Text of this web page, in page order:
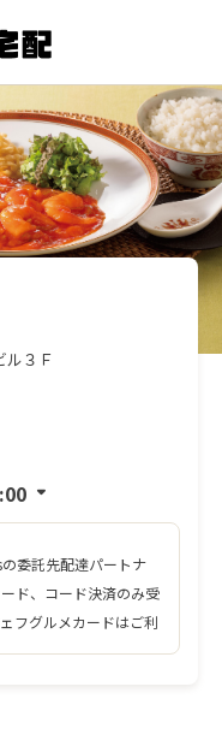
ル３Ｆ
委託先配達パートナ
ド、コード決済のみ受
フグルメカードはご利